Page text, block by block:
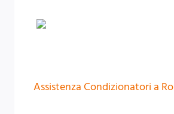
Assistenza Condizionatori a